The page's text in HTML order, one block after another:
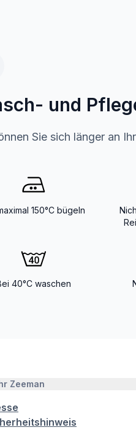
und
Sie sich länger an
150°C bügeln
40°C waschen
Zeeman